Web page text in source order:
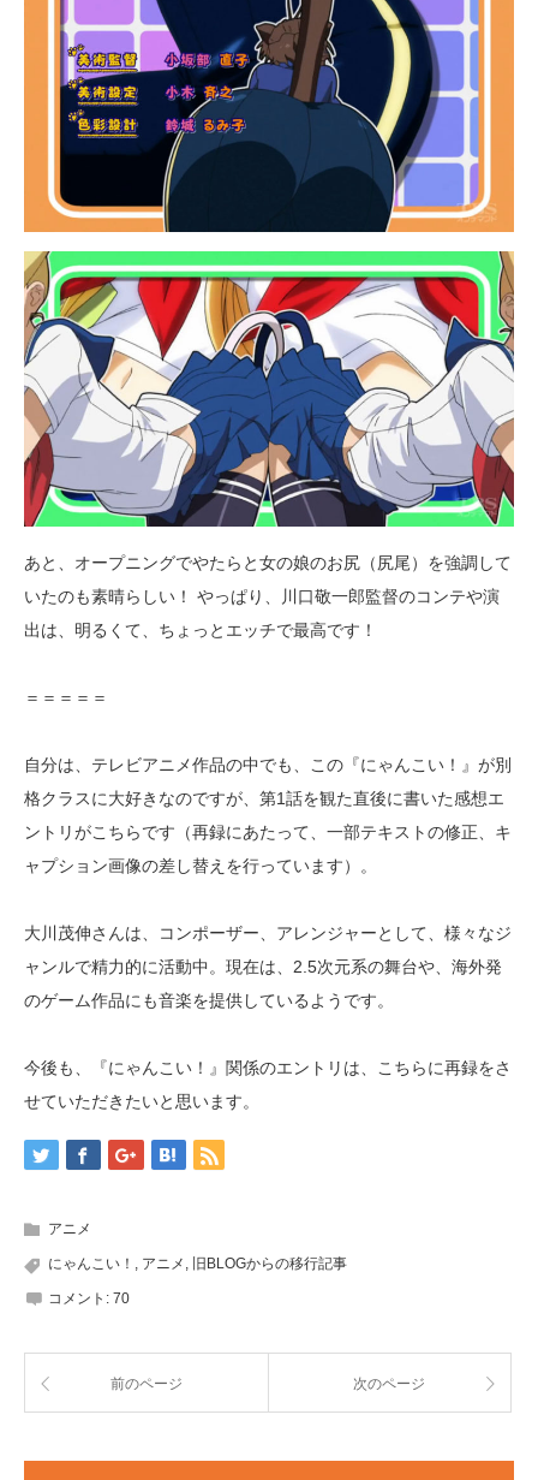
あと、オープニングでやたらと女の娘のお尻（尻尾）を強調して
いたのも素晴らしい！ やっぱり、川口敬一郎監督のコンテや演
出は、明るくて、ちょっとエッチで最高です！
＝＝＝＝＝
自分は、テレビアニメ作品の中でも、この『にゃんこい！』が別
格クラスに大好きなのですが、第1話を観た直後に書いた感想エ
ントリがこちらです（再録にあたって、一部テキストの修正、キ
ャプション画像の差し替えを行っています）。
大川茂伸さんは、コンポーザー、アレンジャーとして、様々なジ
ャンルで精力的に活動中。現在は、2.5次元系の舞台や、海外発
のゲーム作品にも音楽を提供しているようです。
今後も、『にゃんこい！』関係のエントリは、こちらに再録をさ
せていただきたいと思います。
アニメ
にゃんこい！ , アニメ , 旧BLOGからの移行記事
コメント: 70
前のページ 次のページ